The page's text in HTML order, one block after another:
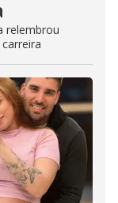
relembrou